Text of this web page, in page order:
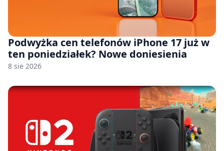
Podwyżka cen telefonów iPhone 17 już w
ten poniedziałek? Nowe doniesienia
8 sie 2026